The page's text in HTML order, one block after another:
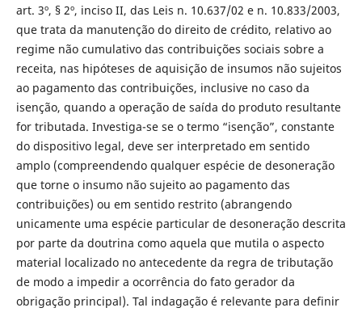
art. 3º, § 2º, inciso II, das Leis n. 10.637/02 e n. 10.833/2003,
que trata da manutenção do direito de crédito, relativo ao
regime não cumulativo das contribuições sociais sobre a
receita, nas hipóteses de aquisição de insumos não sujeitos
ao pagamento das contribuições, inclusive no caso da
isenção, quando a operação de saída do produto resultante
for tributada. Investiga-se se o termo “isenção”, constante
do dispositivo legal, deve ser interpretado em sentido
amplo (compreendendo qualquer espécie de desoneração
que torne o insumo não sujeito ao pagamento das
contribuições) ou em sentido restrito (abrangendo
unicamente uma espécie particular de desoneração descrita
por parte da doutrina como aquela que mutila o aspecto
material localizado no antecedente da regra de tributação
de modo a impedir a ocorrência do fato gerador da
obrigação principal). Tal indagação é relevante para definir